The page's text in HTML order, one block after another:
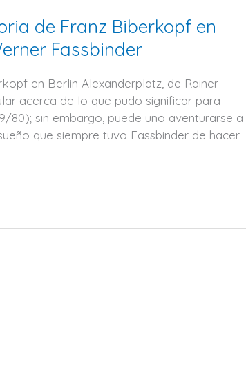
de Franz Biberkopf en
Fassbinder
en Berlin Alexanderplatz, de Rainer
acerca de lo que pudo significar para
80); sin embargo, puede uno aventurarse a
que siempre tuvo Fassbinder de hacer